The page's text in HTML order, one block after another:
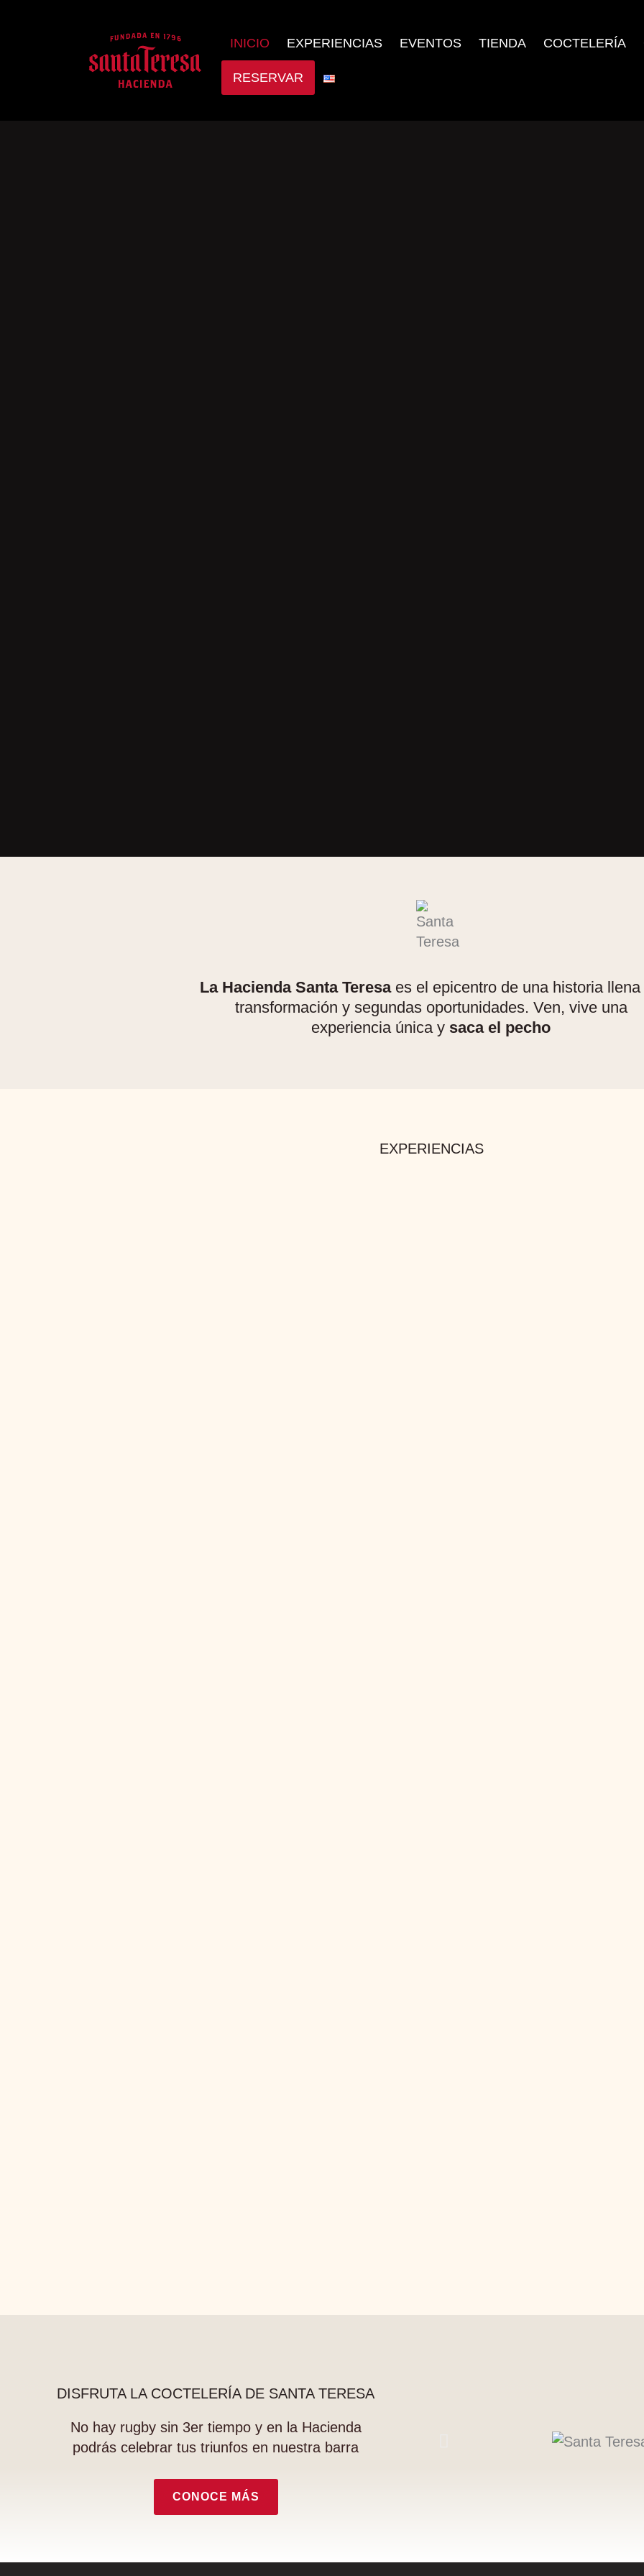
INICIO EXPERIENCIAS EVENTOS TIENDA COCTELERÍA
RESERVAR
La Hacienda Santa Teresaes el epicentro de una historia llena
transformación y segundas oportunidades. Ven, vive una
experiencia única y saca el pecho
EXPERIENCIAS
DISFRUTA LA COCTELERÍA DE SANTA TERESA
No hay rugby sin 3er tiempo y en la Hacienda
podrás celebrar tus triunfos en nuestra barra
CONOCE MÁS